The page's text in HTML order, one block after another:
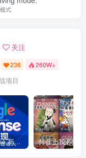
式
关注
236 260W+
项目
Google AdSense 新手接入教程：虎哥手把手教你用网站赚取美元收入